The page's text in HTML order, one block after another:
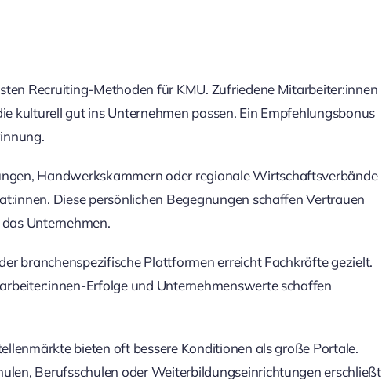
Recruiting-Methoden für KMU. Zufriedene Mitarbeiter:innen
kulturell gut ins Unternehmen passen. Ein Empfehlungsbonus
Handwerkskammern oder regionale Wirtschaftsverbände
Diese persönlichen Begegnungen schaffen Vertrauen
Unternehmen.
branchenspezifische Plattformen erreicht Fachkräfte gezielt.
Erfolge und Unternehmenswerte schaffen
bieten oft bessere Konditionen als große Portale.
Berufsschulen oder Weiterbildungseinrichtungen erschließt